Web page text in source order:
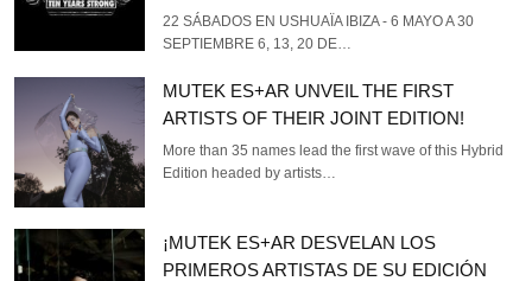
22 SÁBADOS EN USHUAÏA IBIZA - 6 MAYO A 30
SEPTIEMBRE 6, 13, 20 DE…
MUTEK ES+AR UNVEIL THE FIRST
ARTISTS OF THEIR JOINT EDITION!
More than 35 names lead the first wave of this Hybrid
Edition headed by artists…
¡MUTEK ES+AR DESVELAN LOS
PRIMEROS ARTISTAS DE SU EDICIÓN